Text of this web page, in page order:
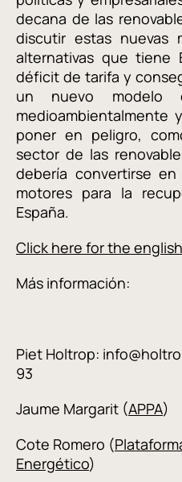
decana de las
discutir estas nuevas
alternativas que tiene
déficit de tarifa y
un nuevo modelo
medioambientalmente
poner en peligro,
sector de las
debería convertirse
motores para la
España.
Click here for the
Más información:
Piet Holtrop:
93
Jaume Margarit (APPA)
Cote Romero (
Energético)